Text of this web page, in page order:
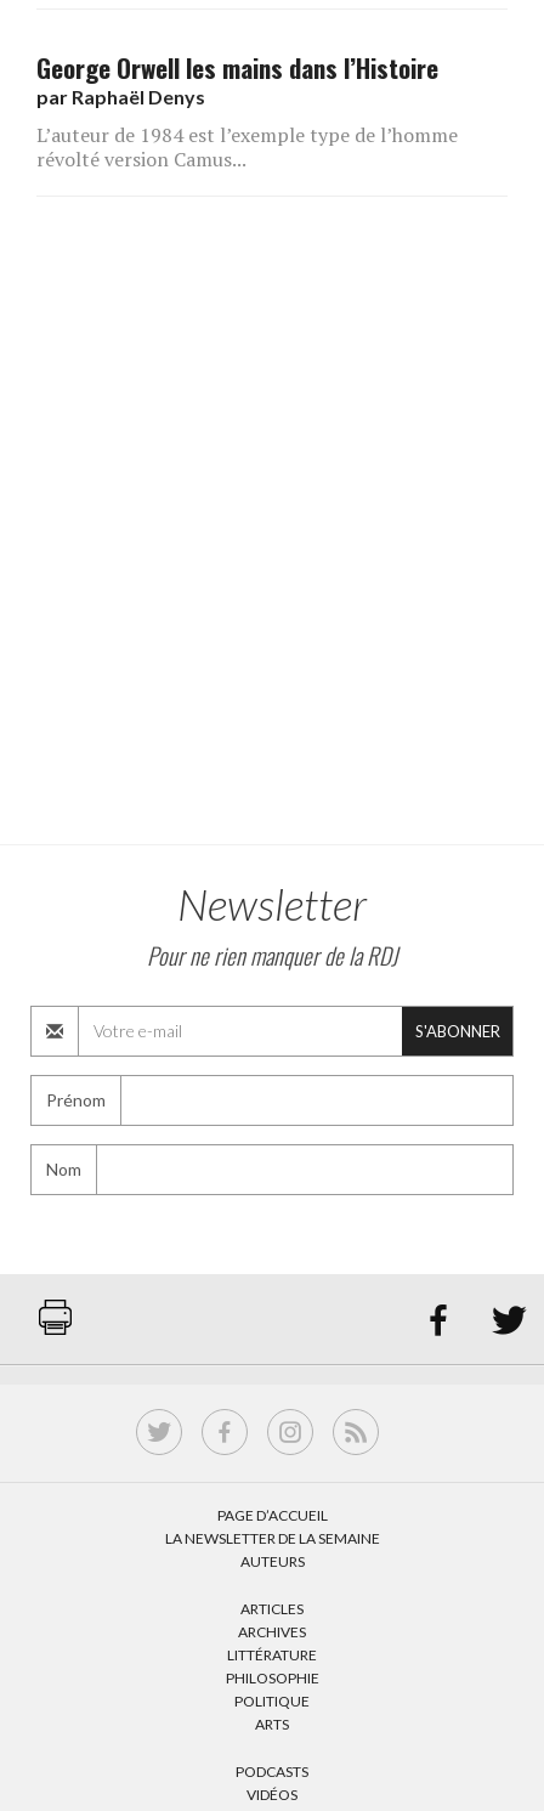
George Orwell les mains dans l’Histoire
par Raphaël Denys
L’auteur de 1984 est l’exemple type de l’homme
révolté version Camus...
Newsletter
Pour ne rien manquer de la RDJ
S'ABONNER
Prénom
Nom
 
PAGE D’ACCUEIL
LA NEWSLETTER DE LA SEMAINE
AUTEURS
ARTICLES
ARCHIVES
LITTÉRATURE
PHILOSOPHIE
POLITIQUE
ARTS
PODCASTS
VIDÉOS